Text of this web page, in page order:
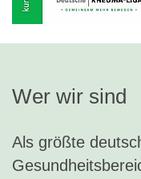
Wer wir sind
Als größte